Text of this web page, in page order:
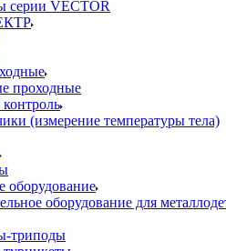
серии VECTOR
проходные
(измерение температуры тела)
оборудование
оборудование для
триподы